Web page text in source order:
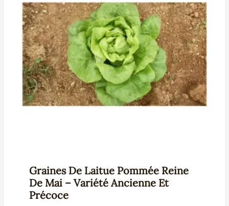
Graines De Laitue Pommée Reine
De Mai – Variété Ancienne Et
Précoce